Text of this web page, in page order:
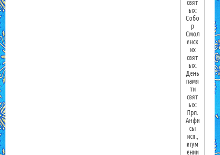
свят
ых:
Собо
р
Смол
енск
их
свят
ых.
День
памя
ти
свят
ых:
Прп.
Анфи
сы
исп.,
игум
ении